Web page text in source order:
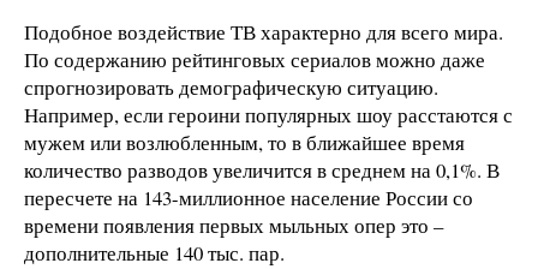
Подобное воздействие ТВ характерно для всего мира.
По содержанию рейтинговых сериалов можно даже
спрогнозировать демографическую ситуацию.
Например, если героини популярных шоу расстаются с
мужем или возлюбленным, то в ближайшее время
количество разводов увеличится в среднем на 0,1%. В
пересчете на 143-миллионное население России со
времени появления первых мыльных опер это –
дополнительные 140 тыс. пар.